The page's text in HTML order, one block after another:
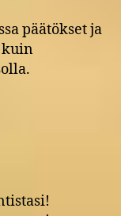
päätökset ja
kuin